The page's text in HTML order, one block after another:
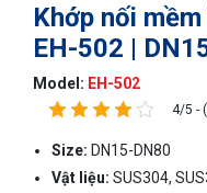
Khớp nối
EH-502 |
Model: EH-502
4/5 -
Size: DN15-DN80
Vật liệu: SUS304,